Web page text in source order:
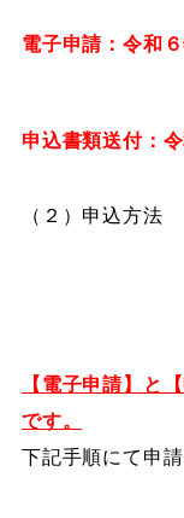
電子申請：令和
申込書類送付：
（２）申込方法
【電子申請】と
です。
下記手順にて申請